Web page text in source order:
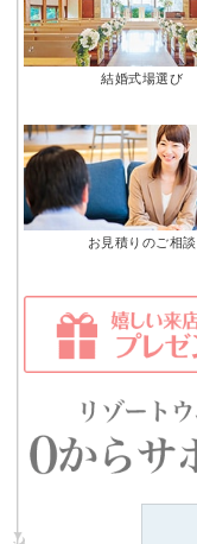
結婚式場選び
お見積りのご相談